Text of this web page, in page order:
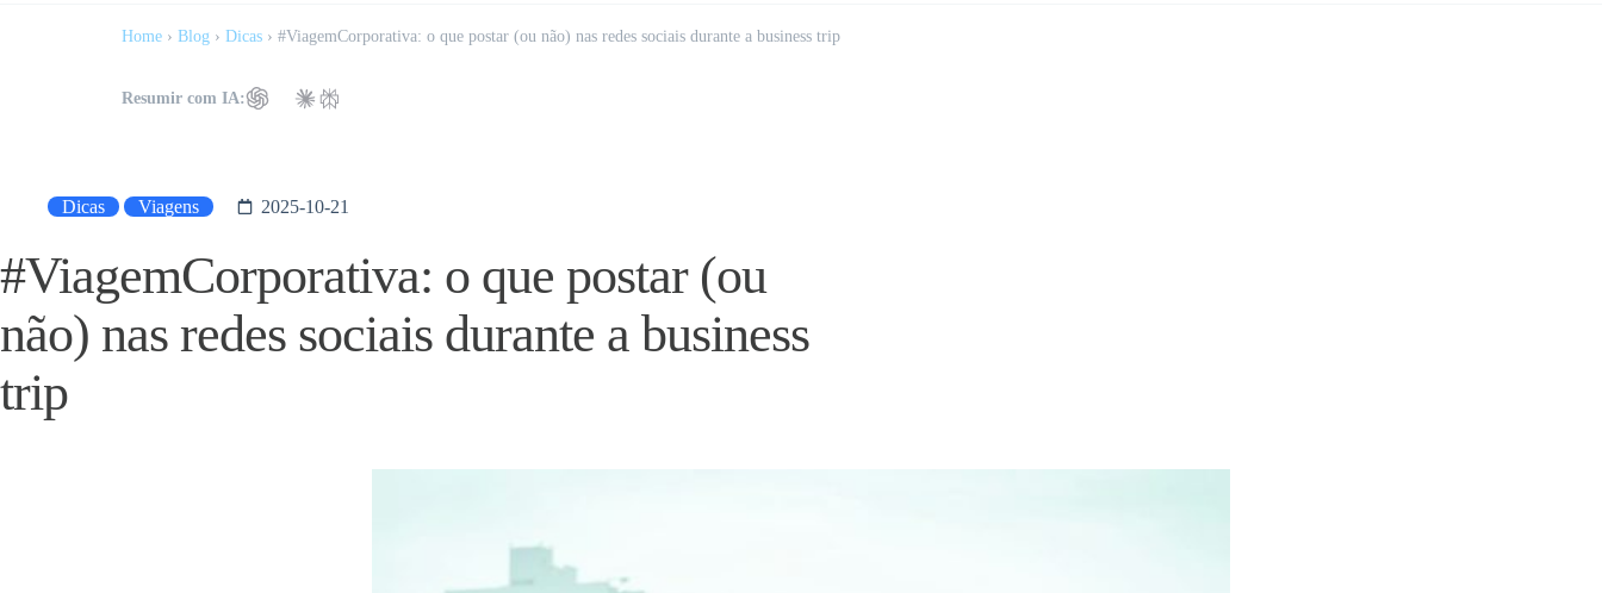
Home › Blog › Dicas › #ViagemCorporativa: o que postar (ou não) nas redes sociais durante a business trip
Resumir com IA:
Dicas Viagens 2025-10-21
#ViagemCorporativa: o que postar (ou
não) nas redes sociais durante a business
trip